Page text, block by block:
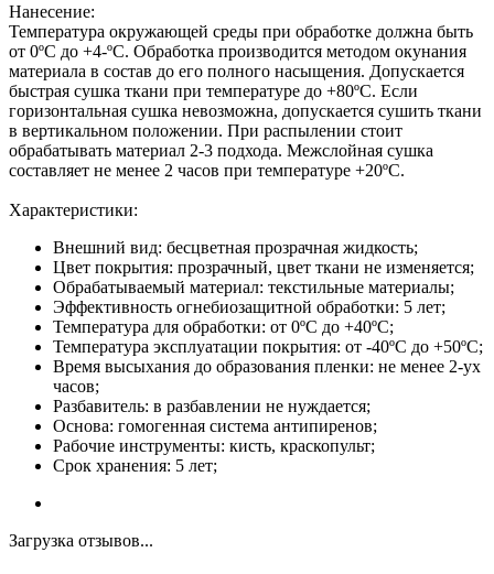
Нанесение:
Температура окружающей среды при обработке должна быть
от 0ºС до +4-ºС. Обработка производится методом окунания
материала в состав до его полного насыщения. Допускается
быстрая сушка ткани при температуре до +80ºС. Если
горизонтальная сушка невозможна, допускается сушить ткани
в вертикальном положении. При распылении стоит
обрабатывать материал 2-3 подхода. Межслойная сушка
составляет не менее 2 часов при температуре +20ºС.
Характеристики:
Внешний вид: бесцветная прозрачная жидкость;
Цвет покрытия: прозрачный, цвет ткани не изменяется;
Обрабатываемый материал: текстильные материалы;
Эффективность огнебиозащитной обработки: 5 лет;
Температура для обработки: от 0ºС до +40ºС;
Температура эксплуатации покрытия: от -40ºС до +50ºС;
Время высыхания до образования пленки: не менее 2-ух
часов;
Разбавитель: в разбавлении не нуждается;
Основа: гомогенная система антипиренов;
Рабочие инструменты: кисть, краскопульт;
Срок хранения: 5 лет;
Загрузка отзывов...